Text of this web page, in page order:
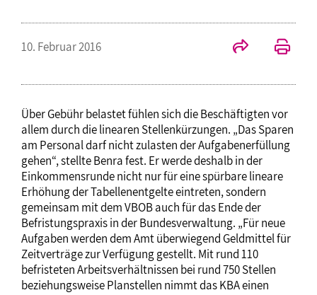
10. Februar 2016
Über Gebühr belastet fühlen sich die Beschäftigten vor
allem durch die linearen Stellenkürzungen. „Das Sparen
am Personal darf nicht zulasten der Aufgabenerfüllung
gehen“, stellte Benra fest. Er werde deshalb in der
Einkommensrunde nicht nur für eine spürbare lineare
Erhöhung der Tabellenentgelte eintreten, sondern
gemeinsam mit dem VBOB auch für das Ende der
Befristungspraxis in der Bundesverwaltung. „Für neue
Aufgaben werden dem Amt überwiegend Geldmittel für
Zeitverträge zur Verfügung gestellt. Mit rund 110
befristeten Arbeitsverhältnissen bei rund 750 Stellen
beziehungsweise Planstellen nimmt das KBA einen